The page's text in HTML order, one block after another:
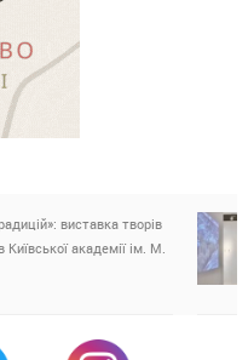
виставка творів
Київської академії ім. М.